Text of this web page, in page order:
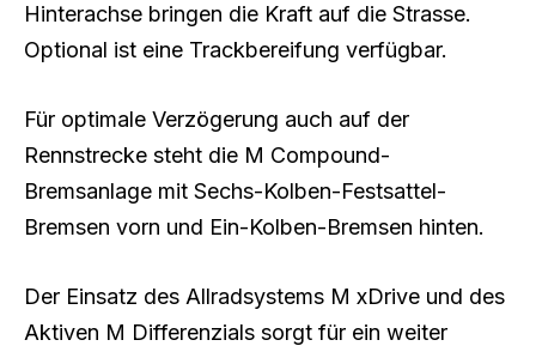
Hinterachse bringen die Kraft auf die Strasse.
Optional ist eine Trackbereifung verfügbar.
Für optimale Verzögerung auch auf der
Rennstrecke steht die M Compound-
Bremsanlage mit Sechs-Kolben-Festsattel-
Bremsen vorn und Ein-Kolben-Bremsen hinten.
Der Einsatz des Allradsystems M xDrive und des
Aktiven M Differenzials sorgt für ein weiter